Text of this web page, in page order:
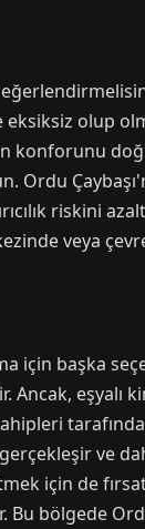
olup
konforunu
Ordu
riskini
veya
için başka
eşyalı
ve
için de
Bu bölgede